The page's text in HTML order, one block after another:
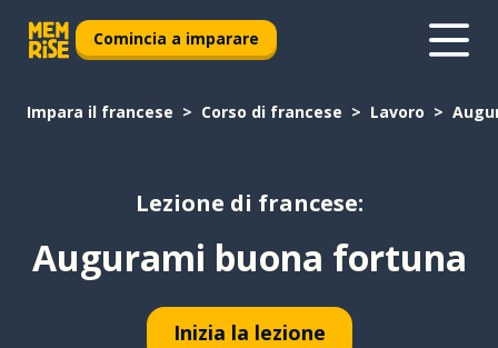
Comincia a imparare
Impara il francese Corso di francese Lavoro
Lezione di francese:
Augurami buona fortuna
Inizia la lezione